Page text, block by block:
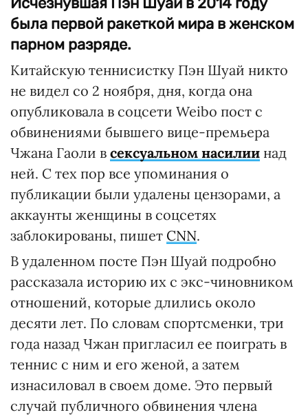
была первой ракеткой мира в женском
парном разряде.
Китайскую теннисистку Пэн Шуай никто
не видел со 2 ноября, дня, когда она
опубликовала в соцсети Weibo пост с
обвинениями бывшего вице-премьера
Чжана Гаоли в сексуальном насилии над
ней. С тех пор все упоминания о
публикации были удалены цензорами, а
аккаунты женщины в соцсетях
заблокированы, пишет CNN.
В удаленном посте Пэн Шуай подробно
рассказала историю их с экс-чиновником
отношений, которые длились около
десяти лет. По словам спортсменки, три
года назад Чжан пригласил ее поиграть в
теннис с ним и его женой, а затем
изнасиловал в своем доме. Это первый
случай публичного обвинения члена